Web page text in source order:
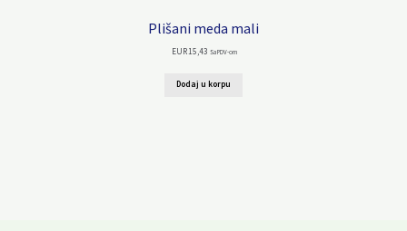
Plišani meda mali
EUR15,43 Sa PDV-om
Dodaj u korpu